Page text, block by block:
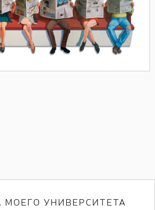
МОЕГО УНИВЕРСИТЕТА